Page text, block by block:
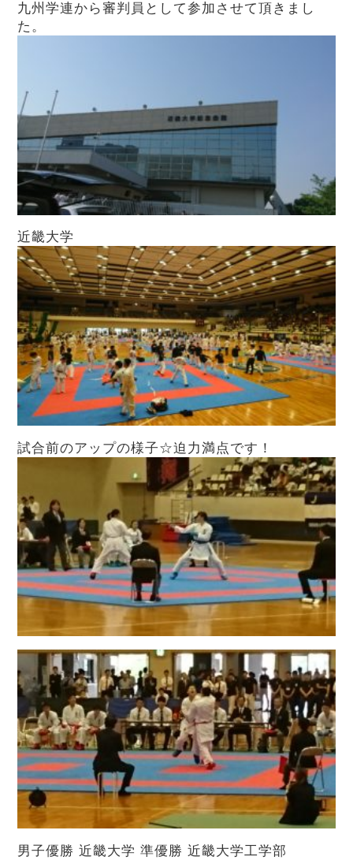
九州学連から審判員として参加させて頂きまし
た。
近畿大学
試合前のアップの様子☆迫力満点です！
男子優勝 近畿大学 準優勝 近畿大学工学部